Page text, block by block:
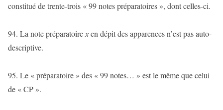
constitué de trente-trois « 99 notes préparatoires », dont celles-ci.
94. La note préparatoire xen dépit des apparences n’est pas auto-
descriptive.
95. Le « préparatoire » des « 99 notes… » est le même que celui
de « CP ».